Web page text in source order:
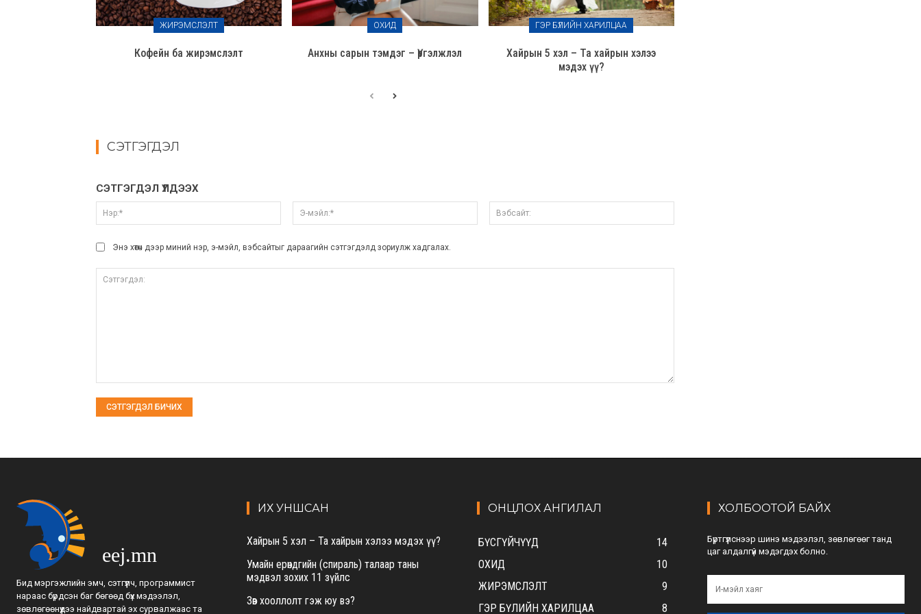
ЖИРЭМСЛЭЛТ
Кофейн ба жирэмслэлт
ОХИД
Анхны сарын тэмдэг – Үргэлжлэл
ГЭР БҮЛИЙН ХАРИЛЦАА
Хайрын 5 хэл – Та хайрын хэлээ
мэдэх үү?
СЭТГЭГДЭЛ
СЭТГЭГДЭЛ ҮЛДЭЭХ
Нэр:*
мэйл:*
Энэ хөтөч дээр миний нэр, э-мэйл, вэбсайтыг дараагийн сэтгэгдэлд зориулж хадгалах.
eej.mn
Бид мэргэжлийн эмч, сэтгүүлч, программист
нараас бүрдсэн баг бөгөөд бүх мэдээлэл,
зөвлөгөөнүүдээ найдвартай эх сурвалжаас та
ИХ УНШСАН
Хайрын 5 хэл – Та хайрын хэлээ мэдэх үү?
Умайн ерөндгийн (спираль) талаар таны
мэдвэл зохих 11 зүйлс
Зөв хооллолт гэж юу вэ?
ОНЦЛОХ АНГИЛАЛ
БҮСГҮЙЧҮҮД
14
ОХИД
10
ЖИРЭМСЛЭЛТ
9
ГЭР БҮЛИЙН ХАРИЛЦАА
8
ХОЛБООТОЙ БАЙХ
Бүртгүүлснээр шинэ мэдээлэл, зөвлөгөөг танд
цаг алдалгүй мэдэгдэх болно.